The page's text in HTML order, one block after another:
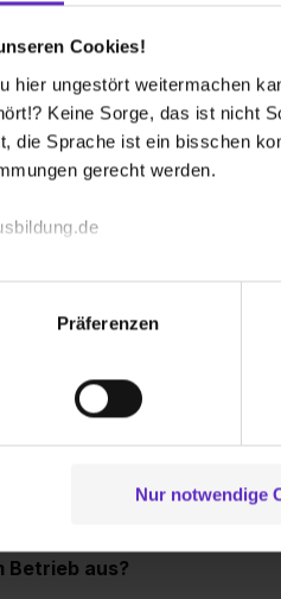
Cookies!
hier ungestört weitermachen
Keine Sorge, das ist nicht
die Sprache ist ein bisschen
gerecht werden.
Funktion unserer
zu speichern (
zu deiner Verwendung unserer
um Inhalte und Anzeigen zu
möglicherweise mit weiteren
separaten Aktivierung von
der Cookies externe
noch im Einzelfall bei
Präferenzen
Nur notwendige
von 7 bis 14.30 Uhr.
in Abstimmung mit den
bei Ihnen zu machen?
oder vergleichbar
Realschulabschluss oder
Betrieb aus?